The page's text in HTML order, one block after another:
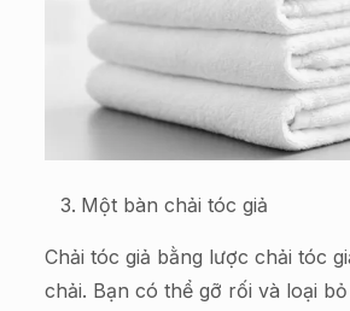
Một bàn chải tóc giả
Chải tóc giả bằng lược chải tóc
chải. Bạn có thể gỡ rối và loại